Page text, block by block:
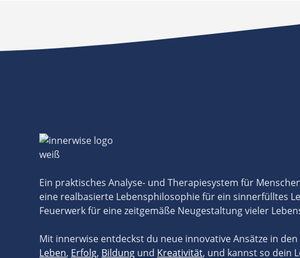
Ein praktisches Analyse- und Therapiesystem für
eine realbasierte Lebensphilosophie für ein sinnerfülltes
Feuerwerk für eine zeitgemäße Neugestaltung vieler
Mit innerwise entdeckst du neue innovative Ansätze in den
Leben, Erfolg, Bildung und Kreativität, und kannst so dein